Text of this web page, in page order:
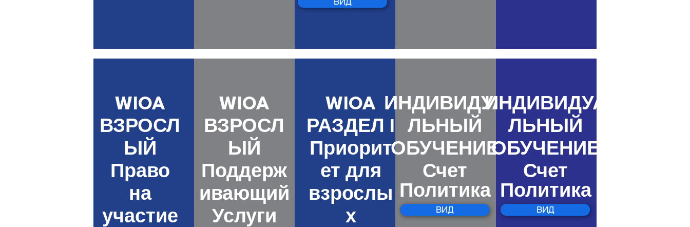
WIOA
ВЗРОСЛ
ЫЙ
Право
на
участие
WIOA
ВЗРОСЛ
ЫЙ
Поддерж
ивающий
Услуги
WIOA
РАЗДЕЛ I
Приорит
ет для
взрослы
х
ИНДИВИДУА
ЛЬНЫЙ
ОБУЧЕНИЕ
Счет
Политика
ВИД
ИНДИВИДУА
ЛЬНЫЙ
ОБУЧЕНИЕ
Счет
Политика
ВИД